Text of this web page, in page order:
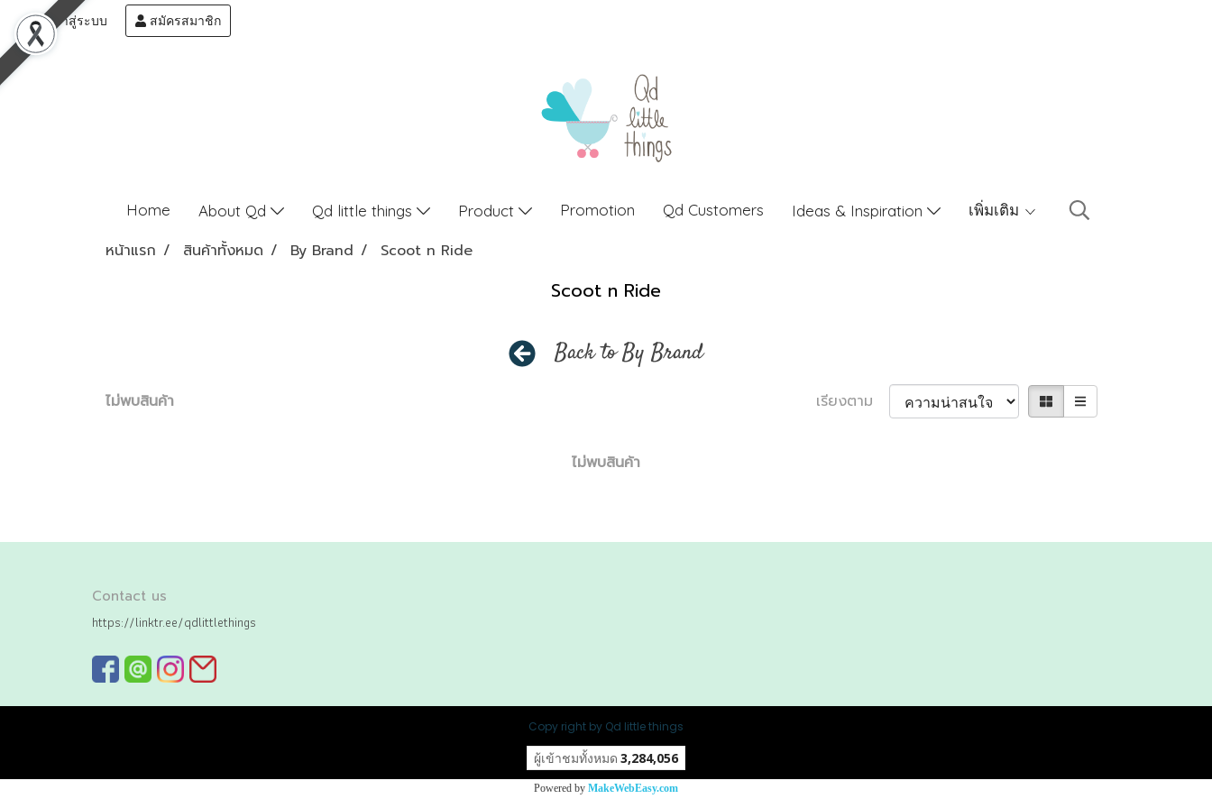
เข้าสู่ระบบ สมัครสมาชิก
Home About Qd Qd little things Product Promotion Qd Customers Ideas & Inspiration เพิ่มเติม
หน้าแรก สินค้าทั้งหมด By Brand Scoot n Ride
Scoot n Ride
Back to By Brand
ไม่พบสินค้า เรียงตาม
ไม่พบสินค้า
Contact us
https://linktr.ee/qdlittlethings
Copy right by Qd little things
ผู้เข้าชมทั้งหมด 3,284,056
Powered by MakeWebEasy.com